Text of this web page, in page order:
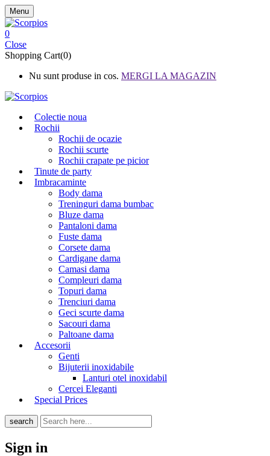
Menu
0
Close
Shopping Cart(0)
Nu sunt produse in cos. MERGI LA MAGAZIN
Colectie noua
Rochii
Rochii de ocazie
Rochii scurte
Rochii crapate pe picior
Tinute de party
Imbracaminte
Body dama
Treninguri dama bumbac
Bluze dama
Pantaloni dama
Fuste dama
Corsete dama
Cardigane dama
Camasi dama
Compleuri dama
Topuri dama
Trenciuri dama
Geci scurte dama
Sacouri dama
Paltoane dama
Accesorii
Genti
Bijuterii inoxidabile
Lanturi otel inoxidabil
Cercei Eleganti
Special Prices
search
Sign in